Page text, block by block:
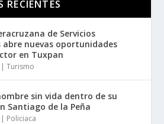
RECIENTES
de Servicios
abre nuevas oportunidades
en Tuxpan
|Turismo
sin vida dentro de su
Santiago de la Peña
| Policiaca